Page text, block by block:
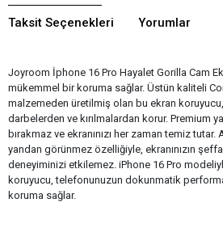
Taksit Seçenekleri Yorumlar
Joyroom İphone 16 Pro Hayalet Gorilla Cam
mükemmel bir koruma sağlar. Üstün kaliteli
malzemeden üretilmiş olan bu ekran
darbelerden ve kırılmalardan korur. Premium
bırakmaz ve ekranınızı her zaman temiz tutar.
yandan görünmez özelliğiyle, ekranınızın
deneyiminizi etkilemez. iPhone 16 Pro
koruyucu, telefonunuzun dokunmatik
koruma sağlar.